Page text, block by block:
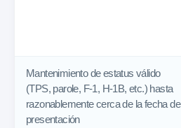
Mantenimiento de estatus válido
(TPS, parole, F-1, H-1B, etc.) hasta
razonablemente cerca de la fecha de
presentación